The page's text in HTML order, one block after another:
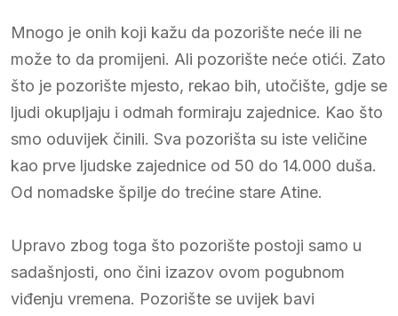
Mnogo je onih koji kažu da pozorište neće ili ne
može to da promijeni. Ali pozorište neće otići. Zato
što je pozorište mjesto, rekao bih, utočište, gdje se
ljudi okupljaju i odmah formiraju zajednice. Kao što
smo oduvijek činili. Sva pozorišta su iste veličine
kao prve ljudske zajednice od 50 do 14.000 duša.
Od nomadske špilje do trećine stare Atine.
Upravo zbog toga što pozorište postoji samo u
sadašnjosti, ono čini izazov ovom pogubnom
viđenju vremena. Pozorište se uvijek bavi